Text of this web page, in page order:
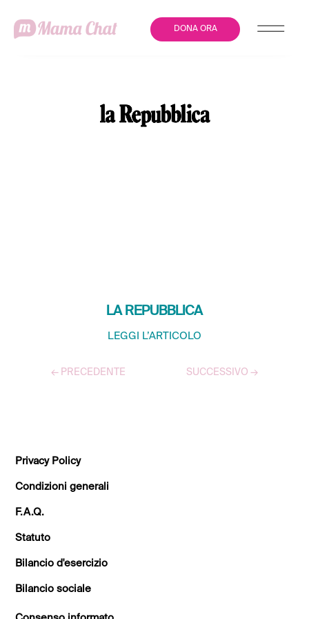
DONA ORA
LA REPUBBLICA
LEGGI L’ARTICOLO
← PRECEDENTE SUCCESSIVO →
Privacy Policy
Condizioni generali
F.A.Q.
Statuto
Bilancio d'esercizio
Bilancio sociale